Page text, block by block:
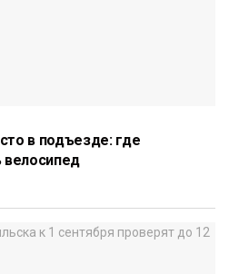
в подъезде: где
велосипед